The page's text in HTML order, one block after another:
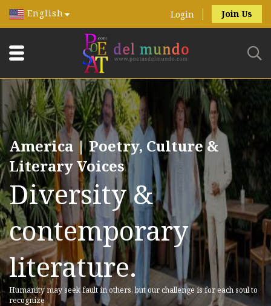
English Login Join Us
America | Poetry, Culture &
Literary Voices
Diversity &
contemporary
literature.
Humanity may seek fault in others, but our challenge is for each soul to
recognize